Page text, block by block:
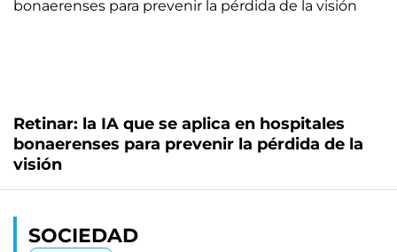
Retinar: la IA que se aplica en hospitales
bonaerenses para prevenir la pérdida de la
visión
SOCIEDAD